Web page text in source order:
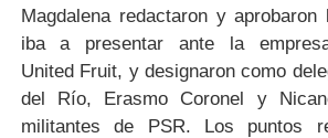
Magdalena redactaron y
iba a presentar ante la
United Fruit, y designaron como
del Río, Erasmo Coronel y
militantes de PSR. Los puntos